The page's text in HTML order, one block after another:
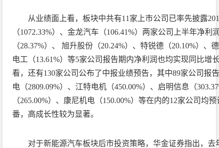
从业绩面上看，板块中共有11家上市公司已率先披露
（1072.33%）、金龙汽车（106.41%）两家公司上半年净
（28.37%）、 旭升股份（20.24%）、特锐德（20.10%）、
电工（13.61%）等5家公司报告期内净利润也均实现同比增
看，还有130家公司公布了中报业绩预告，其中89家公司报
电（2809.09%）、江特电机（450.00%）、启明信息（
（265.00%）、康尼机电（150.00%）等在内的12家公司均
番，高成长性较为显著。
对于新能源汽车板块后市投资策略，华金证券指出，